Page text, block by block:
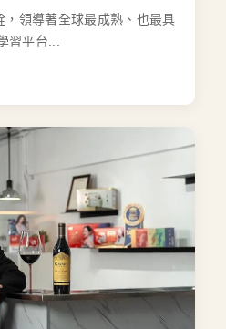
領導著全球最成熟、也最具
習平台...